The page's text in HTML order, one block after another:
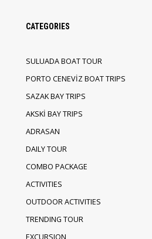
CATEGORIES
SULUADA BOAT TOUR
PORTO CENEVİZ BOAT TRIPS
SAZAK BAY TRIPS
AKSKİ BAY TRIPS
ADRASAN
DAILY TOUR
COMBO PACKAGE
ACTIVITIES
OUTDOOR ACTIVITIES
TRENDING TOUR